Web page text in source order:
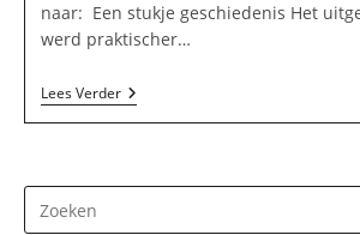
naar: Een stukje geschiedenis Het
werd praktischer…
Lees Verder3
Horns